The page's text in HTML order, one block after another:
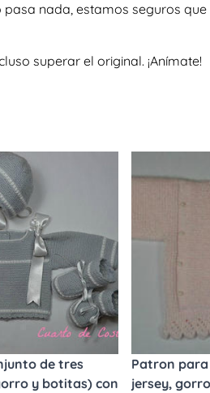
nada, estamos seguros
superar el original. ¡Anímate!
de tres
y botitas) con
Patron
jersey,